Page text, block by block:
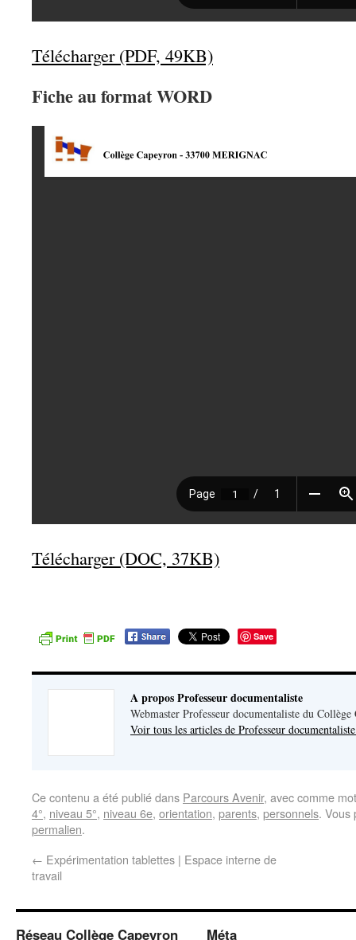
Télécharger (PDF, 49KB)
Fiche au format WORD
Télécharger (DOC, 37KB)
Save
A propos Professeur documentaliste
Webmaster Professeur documentaliste du Collège
Voir tous les articles de Professeur
Ce contenu a été publié dans Parcours Avenir, avec comme
4°, niveau 5°, niveau 6e, orientation, parents, personnels. Vous
permalien.
← Expérimentation tablettes | Espace interne de
travail
Réseau Collège Capeyron Méta